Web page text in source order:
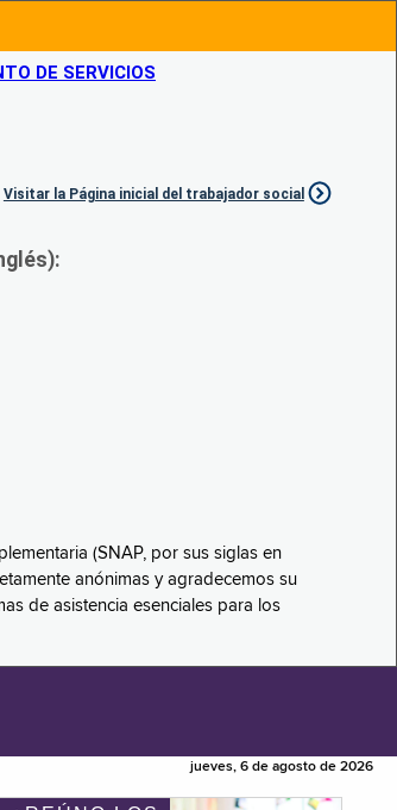
DE SERVICIOS
Visitar la Página inicial del trabajador social
(SNAP, por sus siglas en
anónimas y agradecemos su
de asistencia esenciales para los
jueves, 6 de agosto de 2026